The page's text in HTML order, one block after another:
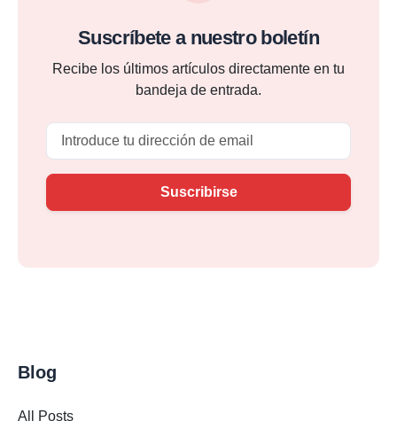
Suscríbete a nuestro boletín
Recibe los últimos artículos directamente en tu
bandeja de entrada.
Suscribirse
Blog
All Posts